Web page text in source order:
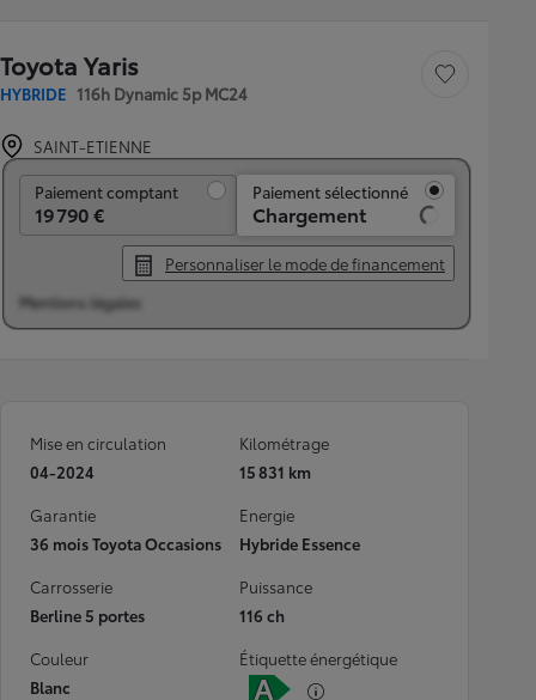
Toyota Yaris
HYBRIDE 116h Dynamic 5p MC24
Sauvegarder le
SAINT-ETIENNE
Paiement comptant
19 790 €
Paiement sélectionné
Chargement
Personnaliser le mode de financement
Mentions légales
Mise en circulation
04-2024
Kilométrage
15 831 km
Garantie
36 mois Toyota Occasions
Energie
Hybride Essence
Carrosserie
Berline 5 portes
Puissance
116 ch
Couleur
Blanc
Étiquette énergétique